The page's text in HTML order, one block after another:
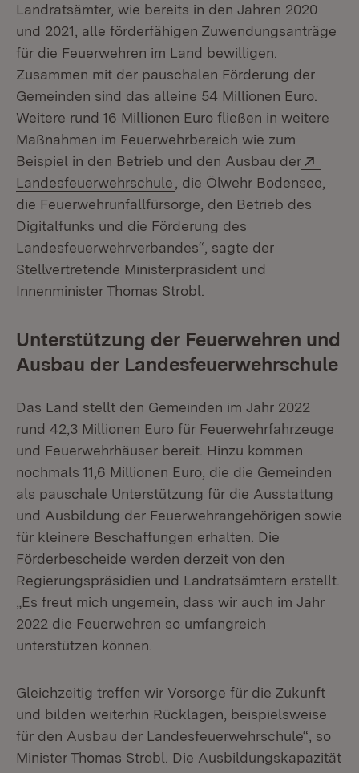
Landratsämter, wie bereits in den Jahren 2020
und 2021, alle förderfähigen Zuwendungsanträge
für die Feuerwehren im Land bewilligen.
Zusammen mit der pauschalen Förderung der
Gemeinden sind das alleine 54 Millionen Euro.
Weitere rund 16 Millionen Euro fließen in weitere
Maßnahmen im Feuerwehrbereich wie zum
Beispiel in den Betrieb und den Ausbau der
Landesfeuerwehrschule (Öffnet in neuem Fenster)
, die Ölwehr Bodensee,
die Feuerwehrunfallfürsorge, den Betrieb des
Digitalfunks und die Förderung des
Landesfeuerwehrverbandes“, sagte der
Stellvertretende Ministerpräsident und
Innenminister Thomas Strobl.
Unterstützung der Feuerwehren und
Ausbau der Landesfeuerwehrschule
Das Land stellt den Gemeinden im Jahr 2022
rund 42,3 Millionen Euro für Feuerwehrfahrzeuge
und Feuerwehrhäuser bereit. Hinzu kommen
nochmals 11,6 Millionen Euro, die die Gemeinden
als pauschale Unterstützung für die Ausstattung
und Ausbildung der Feuerwehrangehörigen sowie
für kleinere Beschaffungen erhalten. Die
Förderbescheide werden derzeit von den
Regierungspräsidien und Landratsämtern erstellt.
„Es freut mich ungemein, dass wir auch im Jahr
2022 die Feuerwehren so umfangreich
unterstützen können.
Gleichzeitig treffen wir Vorsorge für die Zukunft
und bilden weiterhin Rücklagen, beispielsweise
für den Ausbau der Landesfeuerwehrschule“, so
Minister Thomas Strobl. Die Ausbildungskapazität